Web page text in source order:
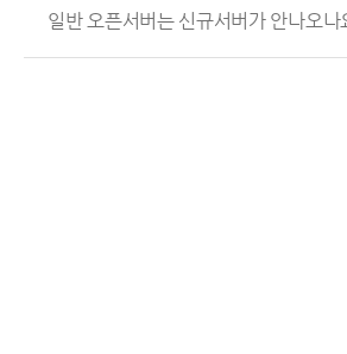
일반 오픈서버는 신규서버가 안나오나